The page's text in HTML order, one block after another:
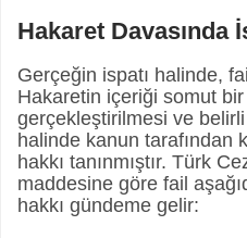
Hakaret Davasında
Gerçeğin ispatı halinde,
Hakaretin içeriği somut
gerçekleştirilmesi ve belirli
halinde kanun tarafından
hakkı tanınmıştır. Türk
maddesine göre fail
hakkı gündeme gelir: